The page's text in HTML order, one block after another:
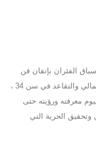
الفئران بإتقان فن
التقاعد المبكر. قادته رحلته إلى تحقيق الاستقلال المالي والتقاعد في سن 34 ،
جيلسون اليوم معرفته ورؤيته حتى
الحرية التي